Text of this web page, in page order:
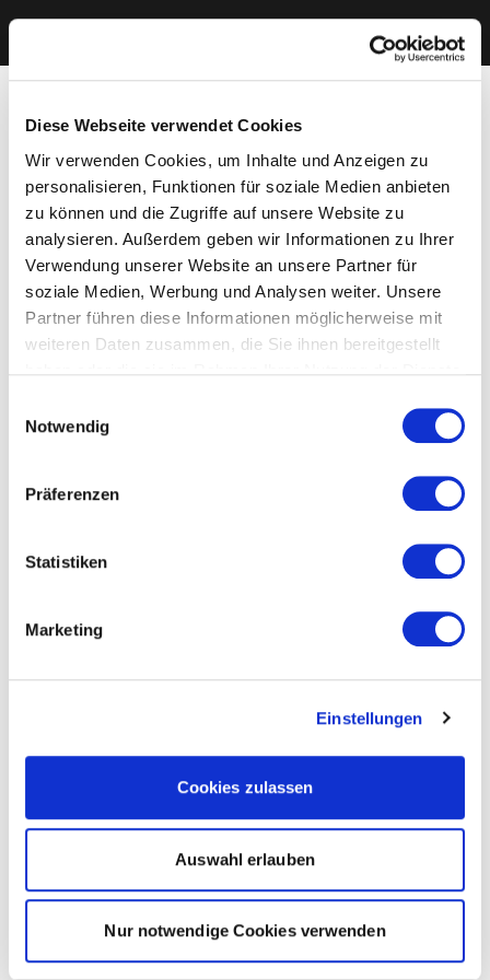
Diese Webseite verwendet Cookies
Wir verwenden Cookies, um Inhalte und Anzeigen zu
personalisieren, Funktionen für soziale Medien anbieten
zu können und die Zugriffe auf unsere Website zu
analysieren. Außerdem geben wir Informationen zu Ihrer
Verwendung unserer Website an unsere Partner für
soziale Medien, Werbung und Analysen weiter. Unsere
Partner führen diese Informationen möglicherweise mit
weiteren Daten zusammen, die Sie ihnen bereitgestellt
Cookies, wenn Sie unsere Webseite weiterhin nutzen.
Notwendig
Präferenzen
Statistiken
Marketing
Einstellungen
Cookies zulassen
Auswahl erlauben
Nur notwendige Cookies verwenden